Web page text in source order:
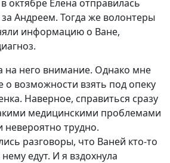
октябре Елена отправилась
Андреем. Тогда же волонтеры
информацию о Ване,
на него внимание. Однако мне
о возможности взять под опеку
Наверное, справиться сразу
медицинскими проблемами
трудно.
разговоры, что Ваней кто-то
едут. И я вздохнула